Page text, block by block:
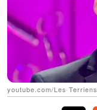
youtube.com/Les Terriens